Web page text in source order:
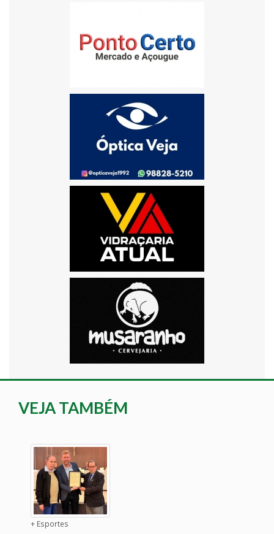
VEJA TAMBÉM
+ Esportes